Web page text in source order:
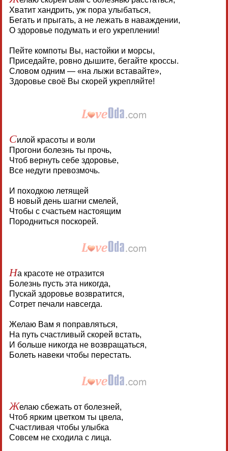
Хватит хандрить, уж пора улыбаться,
Бегать и прыгать, а не лежать в наваждении,
О здоровье подумать и его укреплении!
Пейте компоты Вы, настойки и морсы,
Приседайте, ровно дышите, бегайте кроссы.
Словом одним — «на лыжи вставайте»,
Здоровье своё Вы скорей укрепляйте!
Силой красоты и воли
Прогони болезнь ты прочь,
Чтоб вернуть себе здоровье,
Все недуги превозмочь.
И походкою летящей
В новый день шагни смелей,
Чтобы с счастьем настоящим
Породниться поскорей.
На красоте не отразится
Болезнь пусть эта никогда,
Пускай здоровье возвратится,
Сотрет печали навсегда.
Желаю Вам я поправляться,
На путь счастливый скорей встать,
И больше никогда не возвращаться,
Болеть навеки чтобы перестать.
Желаю сбежать от болезней,
Чтоб ярким цветком ты цвела,
Счастливая чтобы улыбка
Совсем не сходила с лица.